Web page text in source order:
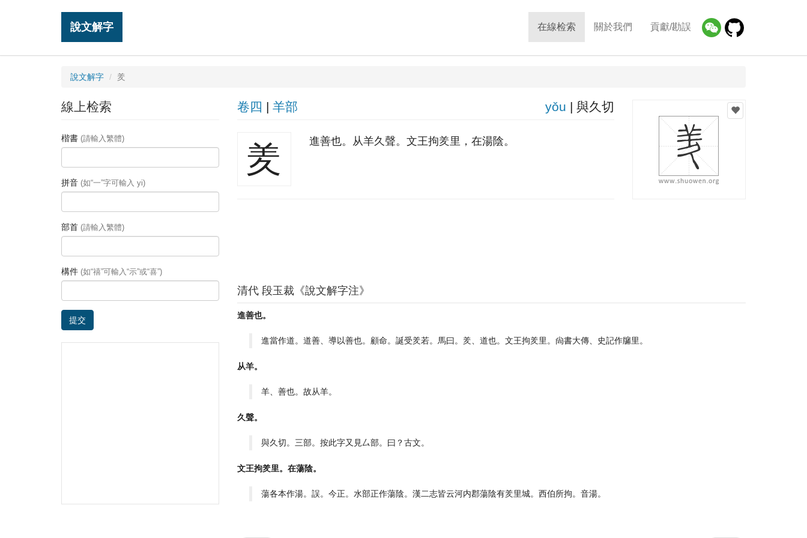
說文解字 在線检索 關於我們 貢獻/勘誤
說文解字 羑
卷四 | 羊部 yǒu | 與久切
羑 進善也。从羊久聲。文王拘羑里，在湯陰。
清代 段玉裁《說文解字注》
進善也。
進當作道。道善、導以善也。顧命。誕受羑若。馬曰。羑、道也。文王拘羑里。尙書大傳、史記作牖里。
从羊。
羊、善也。故从羊。
久聲。
與久切。三部。按此字又見厶部。曰？古文。
文王拘羑里。在蕩陰。
蕩各本作湯。誤。今正。水部正作蕩陰。漢二志皆云河内郡蕩陰有羑里城。西伯所拘。音湯。
線上检索
楷書 (請輸入繁體)
拼音 (如“一”字可輸入 yi)
部首 (請輸入繁體)
構件 (如“禧”可輸入“示”或“喜”)
提交